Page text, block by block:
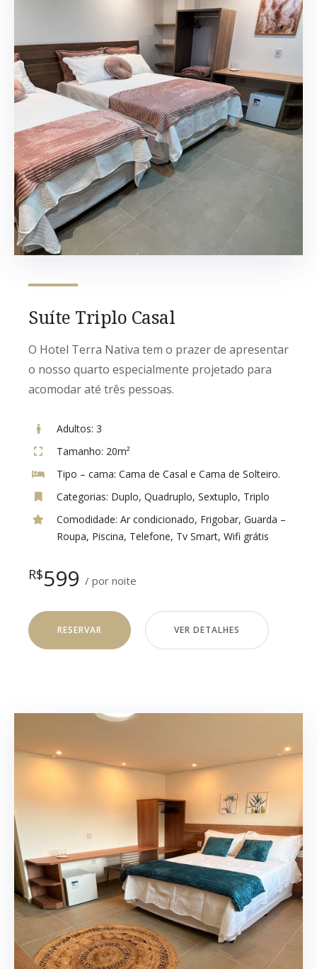
Suíte Triplo Casal
O Hotel Terra Nativa tem o prazer de apresentar
o nosso quarto especialmente projetado para
acomodar até três pessoas.
Adultos: 3
Tamanho: 20m²
Tipo – cama: Cama de Casal e Cama de Solteiro.
Categorias: Duplo, Quadruplo, Sextuplo, Triplo
Comodidade: Ar condicionado, Frigobar, Guarda –
Roupa, Piscina, Telefone, Tv Smart, Wifi grátis
R$599 por noite
RESERVAR VER DETALHES